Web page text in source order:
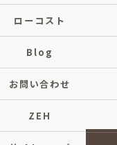
ローコスト
Blog
お問い合わせ
ZEH